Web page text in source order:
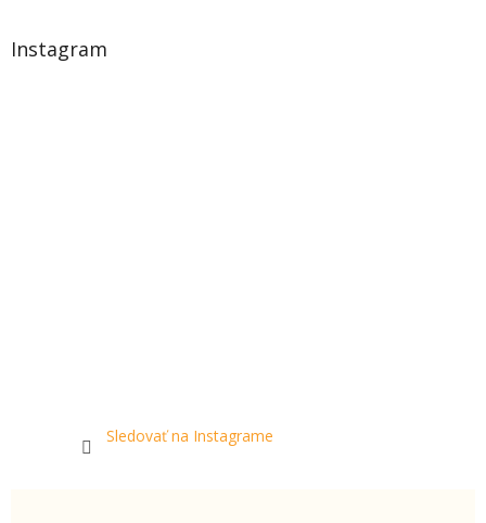
Instagram
Sledovať na Instagrame